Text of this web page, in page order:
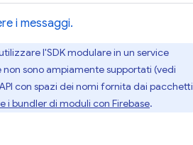
i messaggi.
l'SDK modulare in un service
non sono ampiamente supportati (vedi
con spazi dei nomi fornita dai pacchetti
i bundler di moduli con Firebase.